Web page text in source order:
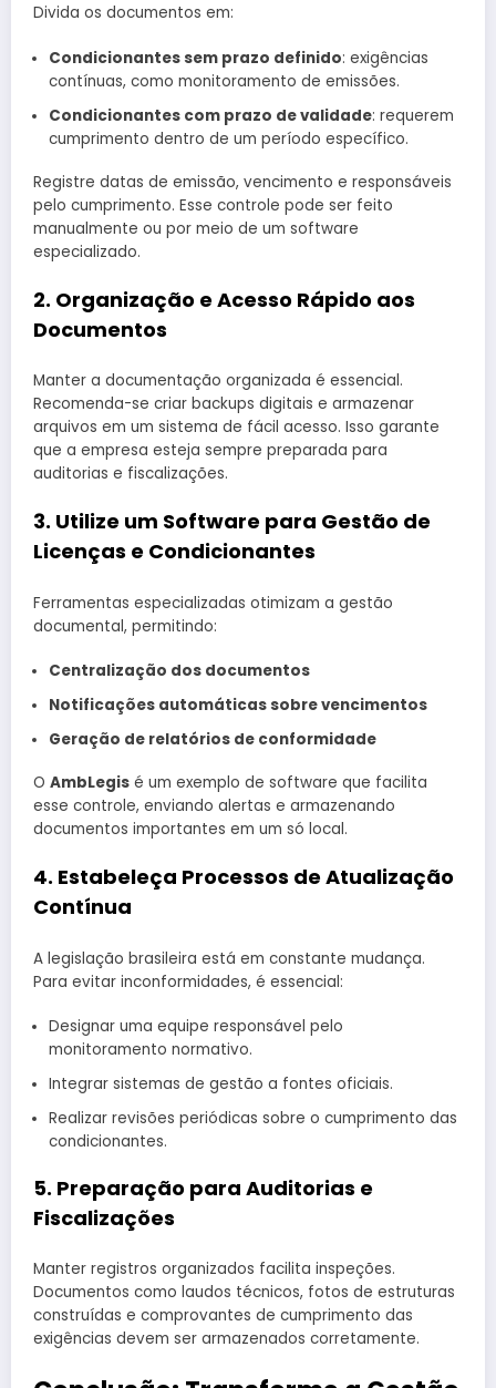
Divida os documentos em:
Condicionantes sem prazo definido: exigências
contínuas, como monitoramento de emissões.
Condicionantes com prazo de validade: requerem
cumprimento dentro de um período específico.
Registre datas de emissão, vencimento e responsáveis
pelo cumprimento. Esse controle pode ser feito
manualmente ou por meio de um software
especializado.
2. Organização e Acesso Rápido aos
Documentos
Manter a documentação organizada é essencial.
Recomenda-se criar backups digitais e armazenar
arquivos em um sistema de fácil acesso. Isso garante
que a empresa esteja sempre preparada para
auditorias e fiscalizações.
3. Utilize um Software para Gestão de
Licenças e Condicionantes
Ferramentas especializadas otimizam a gestão
documental, permitindo:
Centralização dos documentos
Notificações automáticas sobre vencimentos
Geração de relatórios de conformidade
O AmbLegis é um exemplo de software que facilita
esse controle, enviando alertas e armazenando
documentos importantes em um só local.
4. Estabeleça Processos de Atualização
Contínua
A legislação brasileira está em constante mudança.
Para evitar inconformidades, é essencial:
Designar uma equipe responsável pelo
monitoramento normativo.
Integrar sistemas de gestão a fontes oficiais.
Realizar revisões periódicas sobre o cumprimento das
condicionantes.
5. Preparação para Auditorias e
Fiscalizações
Manter registros organizados facilita inspeções.
Documentos como laudos técnicos, fotos de estruturas
construídas e comprovantes de cumprimento das
exigências devem ser armazenados corretamente.